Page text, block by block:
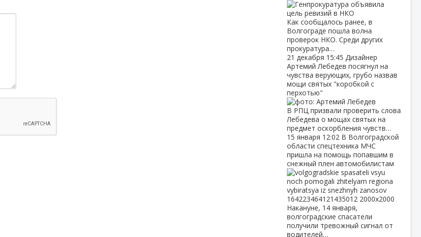
Как сообщалось ранее, в
Волгограде пошла волна
проверок НКО. Среди других
прокуратура…
21 декабря 15:45 Дизайнер
Артемий Лебедев посягнул на
чувства верующих, грубо назвав
мощи святых "коробкой с
перхотью"
В РПЦ призвали проверить слова
Лебедева о мощах святых на
предмет оскорбления чувств…
15 января 12:02 В Волгоградской
области спецтехника МЧС
пришла на помощь попавшим в
снежный плен автомобилистам
Накануне, 14 января,
волгоградские спасатели
получили тревожный сигнал от
водителей…